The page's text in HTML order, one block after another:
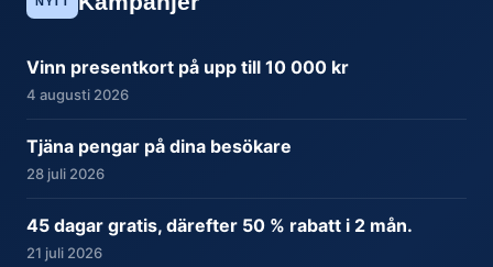
Vinn presentkort på upp till 10 000 kr
4 augusti 2026
Tjäna pengar på dina besökare
28 juli 2026
45 dagar gratis, därefter 50 % rabatt i 2 mån.
21 juli 2026